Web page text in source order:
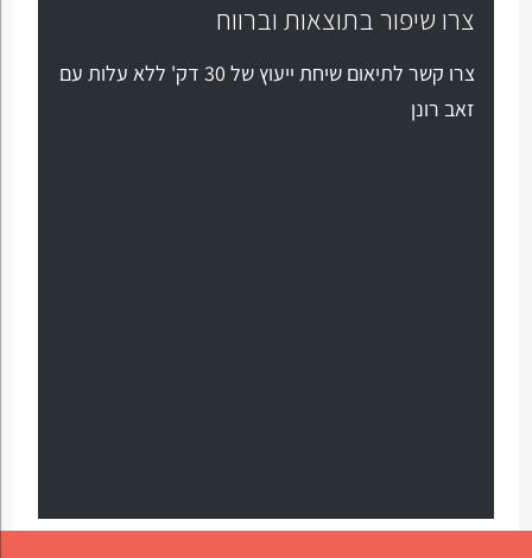
צרו שיפור בתוצאות וברווח
צרו קשר לתיאום שיחת ייעוץ של 30 דק' ללא עלות עם
זאב רונן